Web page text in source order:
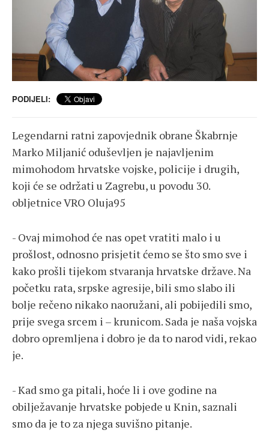
PODIJELI:
Legendarni ratni zapovjednik obrane Škabrnje
Marko Miljanić oduševljen je najavljenim
mimohodom hrvatske vojske, policije i drugih,
koji će se održati u Zagrebu, u povodu 30.
obljetnice VRO Oluja95
- Ovaj mimohod će nas opet vratiti malo i u
prošlost, odnosno prisjetit ćemo se što smo sve i
kako prošli tijekom stvaranja hrvatske države. Na
početku rata, srpske agresije, bili smo slabo ili
bolje rečeno nikako naoružani, ali pobijedili smo,
prije svega srcem i – krunicom. Sada je naša vojska
dobro opremljena i dobro je da to narod vidi, rekao
je.
- Kad smo ga pitali, hoće li i ove godine na
obilježavanje hrvatske pobjede u Knin, saznali
smo da je to za njega suvišno pitanje.